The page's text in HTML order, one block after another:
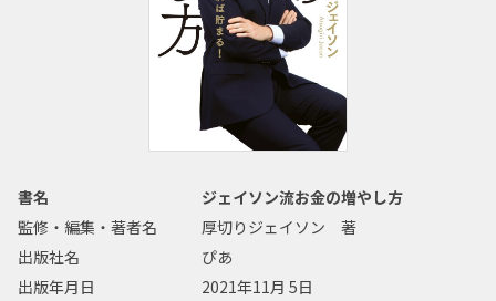
書名
ジェイソン流お金の増やし方
監修・編集・著者名
厚切りジェイソン 著
出版社名
ぴあ
出版年月日
2021年11月 5日